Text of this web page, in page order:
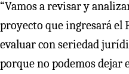
“Vamos a revisar y
proyecto que ingresará el
evaluar con seriedad
porque no podemos dejar